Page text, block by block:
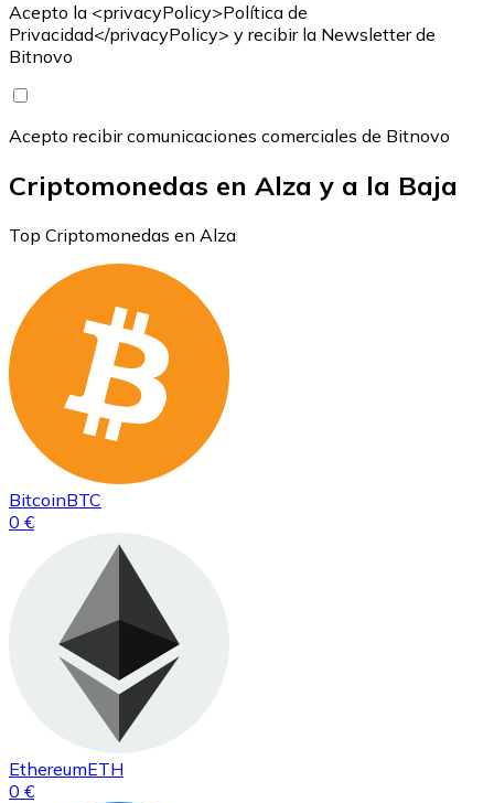
Acepto la <privacyPolicy>Política de
Privacidad</privacyPolicy> y recibir la Newsletter de
Bitnovo
Acepto recibir comunicaciones comerciales de Bitnovo
Criptomonedas en Alza y a la Baja
Top Criptomonedas en Alza
BitcoinBTC
0 €
EthereumETH
0 €